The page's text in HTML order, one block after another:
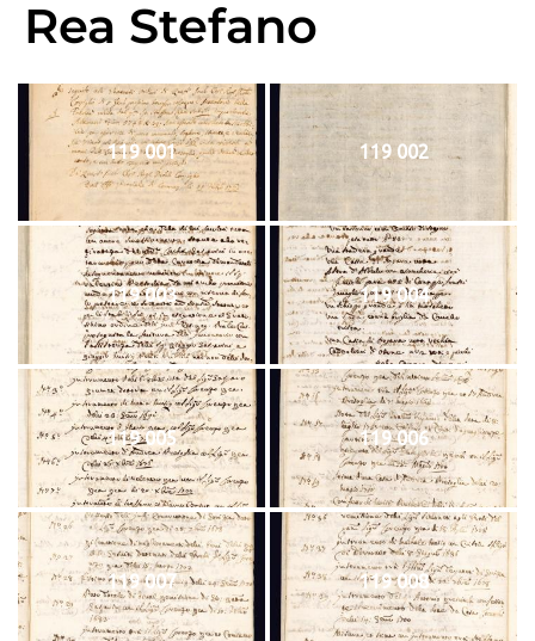
Rea Stefano
119 001 119 002
119 003 119 004
119 005 119 006
119 007 119 008